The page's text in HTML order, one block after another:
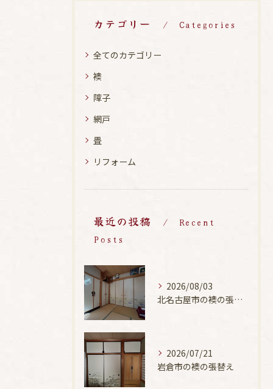
カテゴリー Categories
全てのカテゴリー
襖
障子
網戸
畳
リフォーム
最近の投稿
Recent
Posts
2026/08/03
北名古屋市の襖の張替え
2026/07/21
岩倉市の襖の張替え